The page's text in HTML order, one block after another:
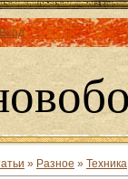
Вход
» Разное » Техника